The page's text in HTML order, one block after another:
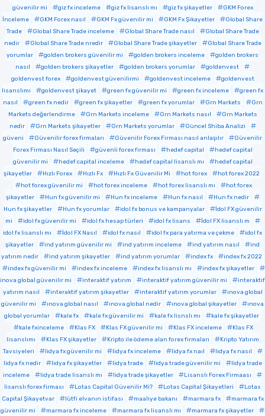
güvenilir mi
giz fx inceleme giz fx lisanslı mı giz fx şikayetler
GKM Forex
İnceleme
GKM Forex nasıl GKM Fx güvenilir mi GKM Fx Şikayetler
Global Share
Trade
Global Share Trade inceleme Global Share Trade nasıl
Global Share Trade
nedir
Global Share Trade nredir Global Share Trade şikayetler
Global Share Trade
yorumlar
golden brokers güvenilir mi golden brokers inceleme
golden brokers
nasıl
golden brokers şikayetler golden brokers yorumlar
goldenvest
goldenvest forex
goldenvest güvenilirmi goldenvest inceleme
goldenvest
lisanslımı
goldenvest şikayet green fx güvenilir mi green fx inceleme
green fx
nasıl
green fx nedir green fx şikayetler green fx yorumlar Grn Markets
Grn
Markets değerlendirme
Grn Markets inceleme Grn Markets nasıl
Grn Markets
nedir
Grn Markets şikayetler Grn Markets yorumlar
Güncel Shiba Analizi
güveni
Güvenilir forex firmaları Güvenilir Forex Firması nasıl anlaşılır
Güvenilir
Forex Firması Nasıl Seçili
güvenli forex firması hedef capital
hedef capital
güvenilir mi
hedef capital inceleme hedef capital lisanslı mı
hedef capital
şikayetler
Hızlı Forex Hızlı Fx Hızlı Fx Güvenilir Mi hot forex
hot forex 2022
hot forex güvenilir mi
hot forex inceleme hot forex lisanslı mı
hot forex
şikayetler
Hun fx güvenilir mi Hun fx inceleme Hun fx nasıl
Hun fx nedir
Hun fx şikayetler
Hun fx yorumlar idol fx bonus ve kampanyalar
İdol FX güvenilir
mi
idol fx güvenilir mi idol fx hesap türleri idol fx lisans
İdol FX lisanslı m
idol fx lisanslı mı
İdol FX Nasıl idol fx nasıl idol fx para yatırma ve çekme
idol fx
şikayetler
ind yatırım güvenilir mi ind yatırım inceleme ind yatırım nasıl
ind
yatırım nedir
ind yatırım şikayetler ind yatırım yorumlar index fx
index fx 2022
index fx güvenilir mi
index fx inceleme index fx lisanslı mı
index fx şikayetler
inova global güvenilir mi
interaktif yatırım interaktif yatırım güvenilir mi
interaktif
yatırım nasıl
interaktif yatırım şikayetler interaktif yatırım yorumlar
ınova global
güvenilir mi
ınova global nasıl ınova global nedir ınova global şikayetler
ınova
global yorumlar
kale fx kale fx güvenilir mi kale fx lisnslı mı
kale fx şikayetler
kale fxinceleme
Klas FX Klas FX güvenilir mi Klas FX inceleme
Klas FX
lisanslımı
Klas FX şikayetler Kripto ile ödeme alan forex firmaları
Kripto Yatırım
Tavsiyeleri
lidya fx güvenilir mi lidya fx inceleme lidya fx naıl
lidya fx nasıl
lidya fx nedir
lidya fx şikayetler lidya trade lidya trade güvenilir mi
lidya trade
inceleme
lidya trade lisanslı mı lidya trade şikayetler
Lisanslı Forex Firmaası
lisanslı forex firması
Lotas Capital Güvenilir Mi? Lotas Capital Şikayetleri
Lotas
Capital Şikayetvar
lütfi elvanın istifası maaliye bakanı marmara fx
marmara fx
güvenilir mi
marmara fx inceleme marmara fx lisanslı mı
marmara fx şikayetler